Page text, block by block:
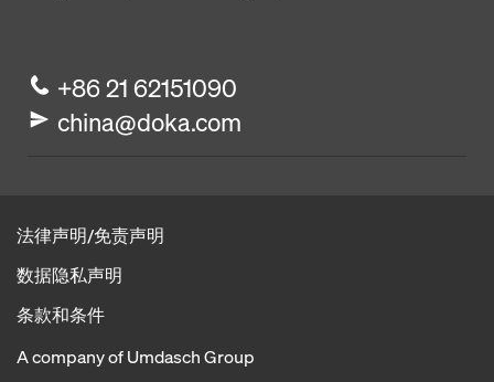
+86 21 62151090
china@doka.com
法律声明/免责声明
数据隐私声明
条款和条件
A company of Umdasch Group